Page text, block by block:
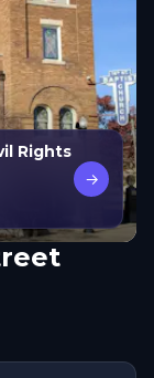
Rights
→